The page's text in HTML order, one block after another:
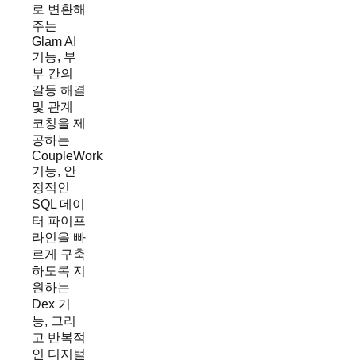
로 변환해
주는
Glam AI
기능, 부
부 간의
갈등 해결
및 관계
코칭을 제
공하는
CoupleWork
기능, 안
정적인
SQL 데이
터 파이프
라인을 빠
르게 구축
하도록 지
원하는
Dex 기
능, 그리
고 반복적
인 디지털